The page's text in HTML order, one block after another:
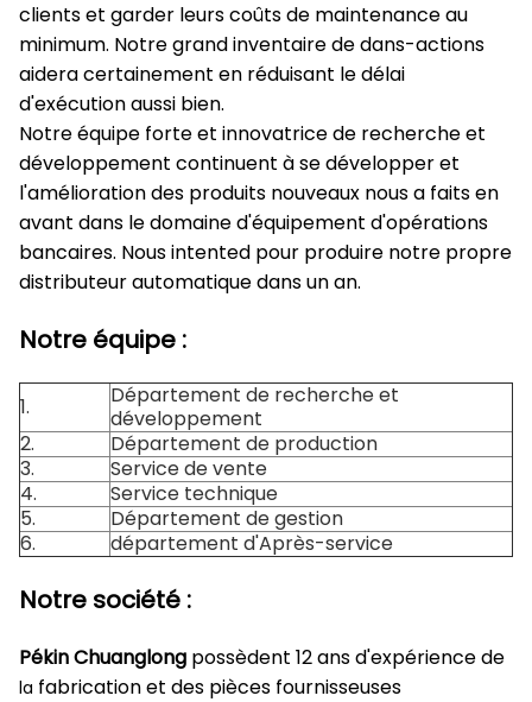
clients et garder leurs coûts de maintenance au
minimum. Notre grand inventaire de dans-actions
aidera certainement en réduisant le délai
d'exécution aussi bien.
Notre équipe forte et innovatrice de recherche et
développement continuent à se développer et
l'amélioration des produits nouveaux nous a faits en
avant dans le domaine d'équipement d'opérations
bancaires. Nous intented pour produire notre propre
distributeur automatique dans un an.
Notre équipe :
1.
Département de recherche et
développement
2.
Département de production
3.
Service de vente
4.
Service technique
5.
Département de gestion
6.
département d'Après-service
Notre société :
Pékin Chuanglong possèdent 12 ans d'expérience de
la fabrication et des pièces fournisseuses